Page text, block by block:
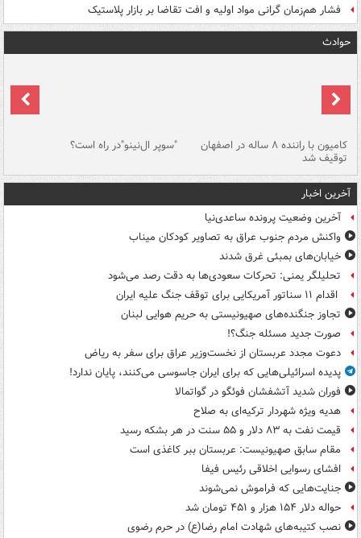
فشار هم‌زمان گرانی مواد اولیه و افت تقاضا بر بازار پلاستیک
حوادث
کامیون با راننده ۸ ساله در اصفهان
توقیف شد
"سوپر ال‌نینو"در راه است؟
آخرین اخبار
آخرین وضعیت پرونده ساعدی‌نیا
واکنش مردم جنوب عراق به تصاویر کودکان میناب
خیابان‌های بمبئی غرق شدند
تحلیلگر یمنی: تحرکات سعودی‌ها به دقت رصد می‌شود
اقدام ۱۱ سناتور آمریکایی برای توقف جنگ علیه ایران
تجاوز جنگنده‌های صهیونیستی به حریم هوایی لبنان
صورت جدید مسئله جنگ؟!
دعوت مجدد عربستان از نخست‌وزیر عراق برای سفر به ریاض
پدیده اسرائیلی‌هایی که برای ایران جاسوسی می‌کنند، پایان ندارد!
فوران شدید آتشفشان فوئگو در گواتمالا
هدیه ویژه شهردار ترکیه‌ای به صلاح
قیمت نفت به ۸۳ دلار و ۵۵ سنت در هر بشکه رسید
مقام سابق صهیونیست: عربستان ببر کاغذی است
افشای رسوایی اخلاقی رئیس فیفا
جنایت‌هایی که فراموش نمی‌شوند
حواله دلار ۱۵۴ هزار و ۴۵۱ تومان شد
نصب کتیبه‌های شهادت امام رضا(ع) در حرم رضوی